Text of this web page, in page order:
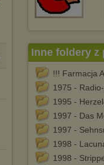
Inne foldery z
!!! Farmacja
1975 -
1995 -
1997 - Das
1997 -
1998 -
1998 -